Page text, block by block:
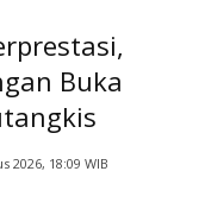
Buka
2026, 18:09 WIB